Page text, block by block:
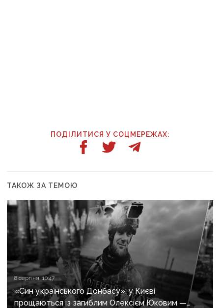
ПОДІЛИТИСЯ У СОЦМЕРЕЖАХ:
ТАКОЖ ЗА ТЕМОЮ
8 серпня, 10:47
«Син українського Донбасу»: у Києві
прощаються із загиблим Олексієм Юковим —